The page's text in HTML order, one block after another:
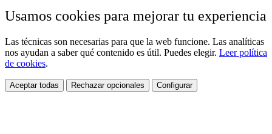
Usamos cookies para mejorar tu experiencia
Las técnicas son necesarias para que la web funcione. Las analíticas
nos ayudan a saber qué contenido es útil. Puedes elegir. Leer política
de cookies.
Aceptar todas Rechazar opcionales Configurar